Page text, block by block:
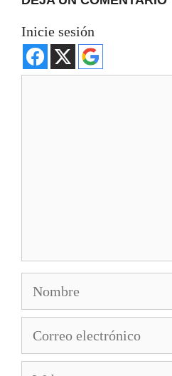
Inicie sesión
electrónico